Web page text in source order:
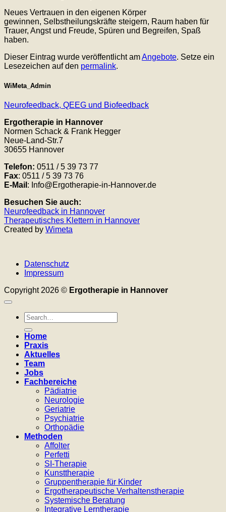
Neues Vertrauen in den eigenen Körper
gewinnen, Selbstheilungskräfte steigern, Raum haben für
Trauer, Angst und Freude, Spüren und Begreifen, Spaß
haben.
Dieser Eintrag wurde veröffentlicht amAngebote. Setze ein
Lesezeichen auf den permalink.
WiMeta_Admin
Neurofeedback, QEEG und Biofeedback
Ergotherapie in Hannover
Normen Schack & Frank Hegger
Neue-Land-Str.7
30655 Hannover
Telefon: 0511 / 5 39 73 77
Fax: 0511 / 5 39 73 76
E-Mail : Info@Ergotherapie-in-Hannover.de
Besuchen Sie auch:
Neurofeedback in Hannover
Therapeutisches Klettern in Hannover
Created by Wimeta
Datenschutz
Impressum
Copyright 2026 © Ergotherapie in Hannover
Home
Praxis
Aktuelles
Team
Jobs
Fachbereiche
Pädiatrie
Neurologie
Geriatrie
Psychiatrie
Orthopädie
Methoden
Affolter
Perfetti
SI-Therapie
Kunsttherapie
Gruppentherapie für Kinder
Ergotherapeutische Verhaltenstherapie
Systemische Beratung
Integrative Lerntherapie